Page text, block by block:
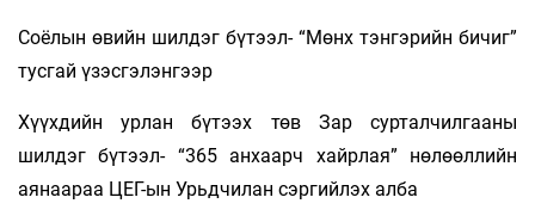
Соёлын өвийн шилдэг бүтээл- “Мөнх тэнгэрийн бичиг”
тусгай үзэсгэлэнгээр
Хүүхдийн урлан бүтээх төв Зар сурталчилгааны
шилдэг бүтээл- “365 анхаарч хайрлая” нөлөөллийн
аянаараа ЦЕГ-ын Урьдчилан сэргийлэх алба